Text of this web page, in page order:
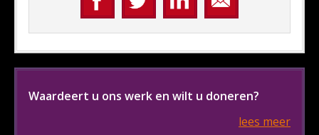
Waardeert u ons werk en wilt u doneren?
lees meer